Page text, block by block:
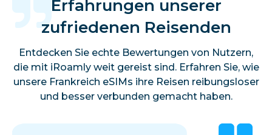
Erfahrungen unserer
zufriedenen Reisenden
Entdecken Sie echte Bewertungen von Nutzern,
die mit iRoamly weit gereist sind. Erfahren Sie, wie
unsere Frankreich eSIMs ihre Reisen reibungsloser
und besser verbunden gemacht haben.